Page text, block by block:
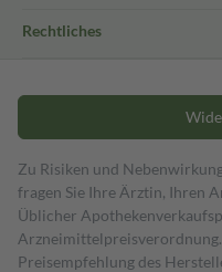
Rechtliches
Zu Risiken und
fragen Sie Ihre Ärztin, Ihren
Üblicher
Preisempfehlung des